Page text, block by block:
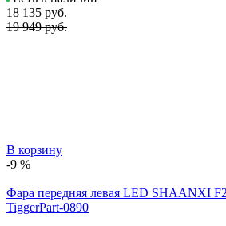
18 135 руб.
19 949 руб.
В корзину
-9 %
Фара передняя левая LED SHAANXI
TiggerPart-0890